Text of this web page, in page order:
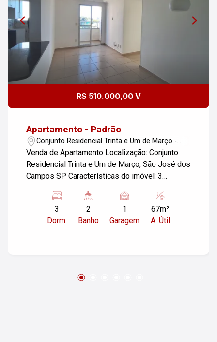
R$ 510.000,00 V
Apartamento - Padrão
Conjunto Residencial Trinta e Um de Março -
São José dos Campos/SP
Venda de Apartamento Localização: Conjunto
Residencial Trinta e Um de Março, São José dos
Campos SP Características do imóvel: 3
Área útil: 67,00 m² Este apartamento oferece um
espaço confortável e bem distribuído, ideal para
famílias. A localização em São José dos
3
Dorm.
2
Banho
1
Garagem
67m²
A. Útil